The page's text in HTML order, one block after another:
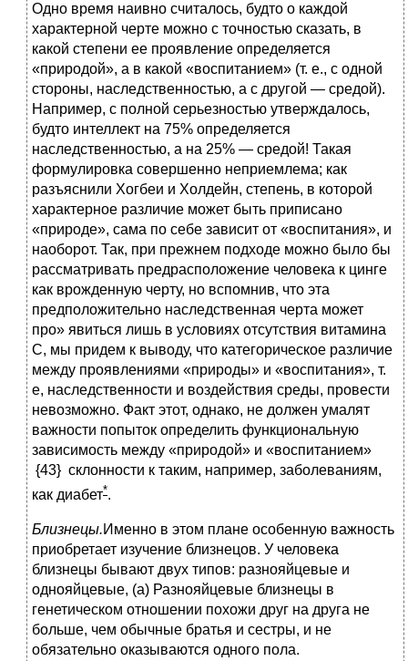
Одно время наивно считалось, будто о каждой
характерной черте можно с точностью сказать, в
какой степени ее проявление определяется
«природой», а в какой «воспитанием» (т. е., с одной
стороны, наследственностью, а с другой — средой).
Например, с полной серьезностью утверждалось,
будто интеллект на 75% определяется
наследственностью, а на 25% — средой! Такая
формулировка совершенно неприемлема; как
разъяснили Хогбеи и Холдейн, степень, в которой
характерное различие может быть приписано
«природе», сама по себе зависит от «воспитания», и
наоборот. Так, при прежнем подходе можно было бы
рассматривать предрасположение человека к цинге
как врожденную черту, но вспомнив, что эта
предположительно наследственная черта может
про» явиться лишь в условиях отсутствия витамина
С, мы придем к выводу, что категорическое различие
между проявлениями «природы» и «воспитания», т.
е, наследственности и воздействия среды, провести
невозможно. Факт этот, однако, не должен умалят
важности попыток определить функциональную
зависимость между «природой» и «воспитанием»
{43} склонности к таким, например, заболеваниям,
как диабет*.
Близнецы.Именно в этом плане особенную важность
приобретает изучение близнецов. У человека
близнецы бывают двух типов: разнояйцевые и
однояйцевые, (а) Разнояйцевые близнецы в
генетическом отношении похожи друг на друга не
больше, чем обычные братья и сестры, и не
обязательно оказываются одного пола.